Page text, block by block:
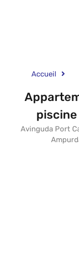
Accueil
piscine
Avinguda Port